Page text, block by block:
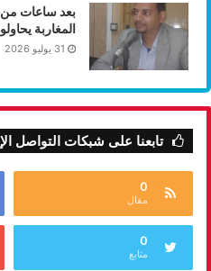
بعد ساعات
المغاربة
31 يوليو 2026
تابعنا على شبكات التواصل
0
مقال
0
متابع